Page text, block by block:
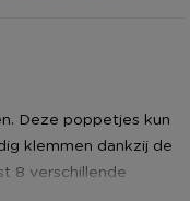
Deze poppetjes kun
klemmen dankzij de
8 verschillende